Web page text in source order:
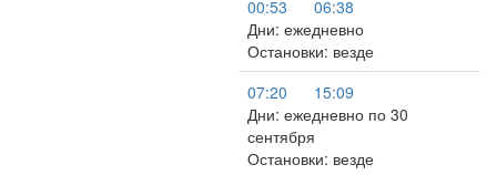
00:53
06:38
Дни: ежедневно
Остановки: везде
07:20
15:09
Дни: ежедневно по 30
сентября
Остановки: везде